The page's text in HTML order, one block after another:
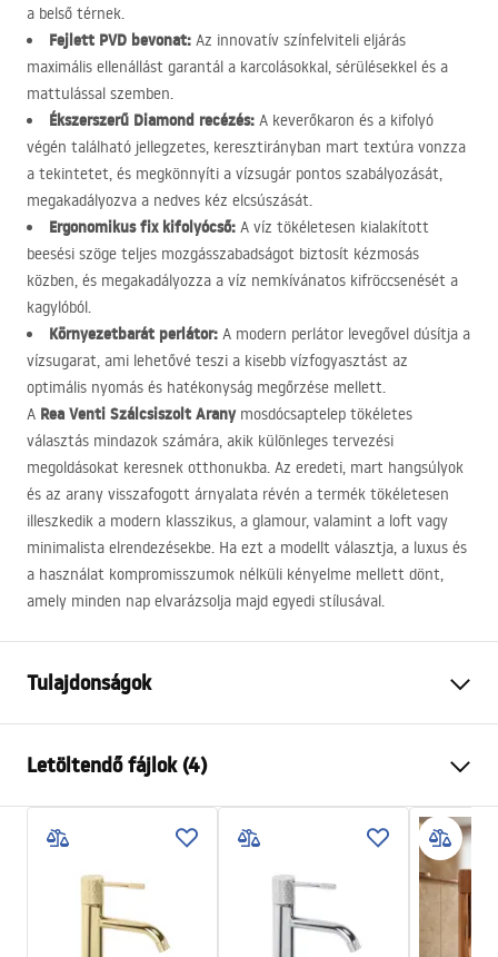
a belső térnek.
Fejlett PVD bevonat: Az innovatív színfelviteli eljárás
maximális ellenállást garantál a karcolásokkal, sérülésekkel és a
mattulással szemben.
Ékszerszerű Diamond recézés: A keverőkaron és a kifolyó
végén található jellegzetes, keresztirányban mart textúra vonzza
a tekintetet, és megkönnyíti a vízsugár pontos szabályozását,
megakadályozva a nedves kéz elcsúszását.
Ergonomikus fix kifolyócső: A víz tökéletesen kialakított
beesési szöge teljes mozgásszabadságot biztosít kézmosás
közben, és megakadályozza a víz nemkívánatos kifröccsenését a
kagylóból.
Környezetbarát perlátor: A modern perlátor levegővel dúsítja a
vízsugarat, ami lehetővé teszi a kisebb vízfogyasztást az
optimális nyomás és hatékonyság megőrzése mellett.
A Rea Venti Szálcsiszolt Aranymosdócsaptelep tökéletes
választás mindazok számára, akik különleges tervezési
megoldásokat keresnek otthonukba. Az eredeti, mart hangsúlyok
és az arany visszafogott árnyalata révén a termék tökéletesen
illeszkedik a modern klasszikus, a glamour, valamint a loft vagy
minimalista elrendezésekbe. Ha ezt a modellt választja, a luxus és
a használat kompromisszumok nélküli kényelme mellett dönt,
amely minden nap elvarázsolja majd egyedi stílusával.
Tulajdonságok
Felszerelés
Szín
Szálcsiszolt arany
Kifolyócső típusa
Fix
Sárgaréz
Kifolyó tartomány
mm
Letöltendő fájlok (4)
Garanciális feltételek
Összeszerelési útmutató